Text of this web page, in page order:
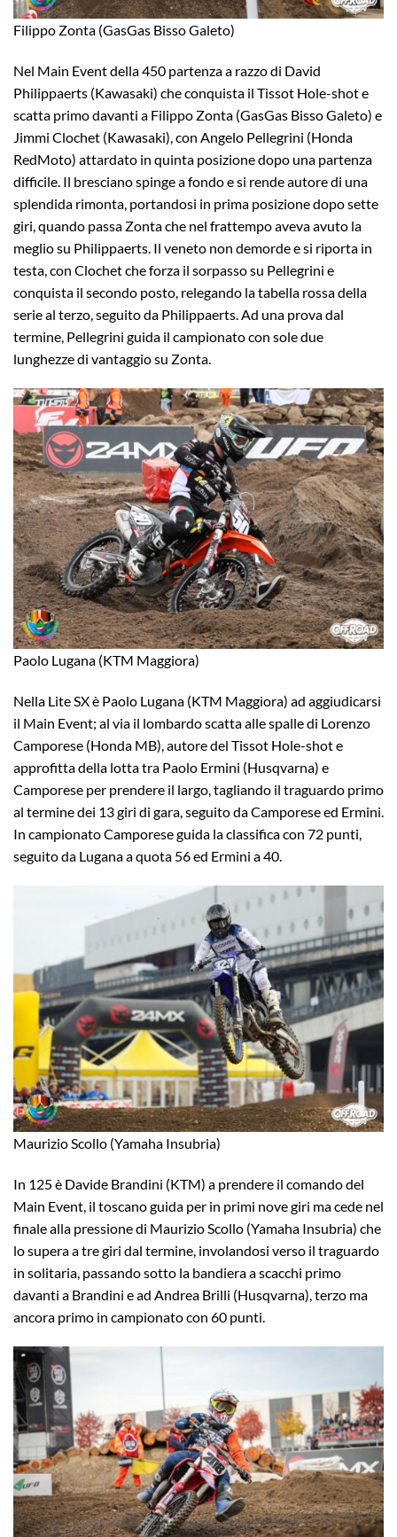
Filippo Zonta (GasGas Bisso Galeto)
Nel Main Event della 450 partenza a razzo di David
Philippaerts (Kawasaki) che conquista il Tissot Hole-shot e
scatta primo davanti a Filippo Zonta (GasGas Bisso Galeto) e
Jimmi Clochet (Kawasaki), con Angelo Pellegrini (Honda
RedMoto) attardato in quinta posizione dopo una partenza
difficile. Il bresciano spinge a fondo e si rende autore di una
splendida rimonta, portandosi in prima posizione dopo sette
giri, quando passa Zonta che nel frattempo aveva avuto la
meglio su Philippaerts. Il veneto non demorde e si riporta in
testa, con Clochet che forza il sorpasso su Pellegrini e
conquista il secondo posto, relegando la tabella rossa della
serie al terzo, seguito da Philippaerts. Ad una prova dal
termine, Pellegrini guida il campionato con sole due
lunghezze di vantaggio su Zonta.
Paolo Lugana (KTM Maggiora)
Nella Lite SX è Paolo Lugana (KTM Maggiora) ad aggiudicarsi
il Main Event; al via il lombardo scatta alle spalle di Lorenzo
Camporese (Honda MB), autore del Tissot Hole-shot e
approfitta della lotta tra Paolo Ermini (Husqvarna) e
Camporese per prendere il largo, tagliando il traguardo primo
al termine dei 13 giri di gara, seguito da Camporese ed Ermini.
In campionato Camporese guida la classifica con 72 punti,
seguito da Lugana a quota 56 ed Ermini a 40.
Maurizio Scollo (Yamaha Insubria)
In 125 è Davide Brandini (KTM) a prendere il comando del
Main Event, il toscano guida per in primi nove giri ma cede nel
finale alla pressione di Maurizio Scollo (Yamaha Insubria) che
lo supera a tre giri dal termine, involandosi verso il traguardo
in solitaria, passando sotto la bandiera a scacchi primo
davanti a Brandini e ad Andrea Brilli (Husqvarna), terzo ma
ancora primo in campionato con 60 punti.